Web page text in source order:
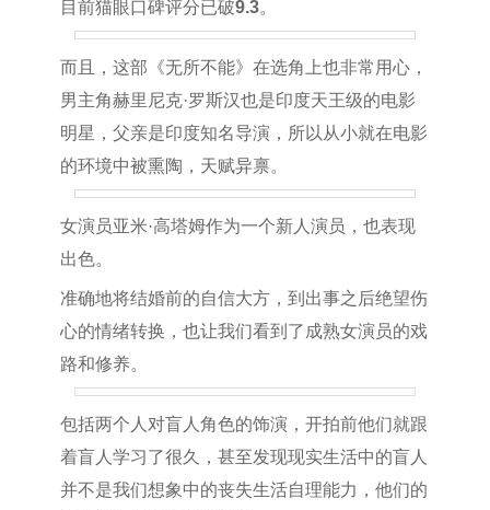
目前猫眼口碑评分已破9.3。
而且，这部《无所不能》在选角上也非常用心，
男主角赫里尼克·罗斯汉也是印度天王级的电影
明星，父亲是印度知名导演，所以从小就在电影
的环境中被熏陶，天赋异禀。
女演员亚米·高塔姆作为一个新人演员，也表现
出色。
准确地将结婚前的自信大方，到出事之后绝望伤
心的情绪转换，也让我们看到了成熟女演员的戏
路和修养。
包括两个人对盲人角色的饰演，开拍前他们就跟
着盲人学习了很久，甚至发现现实生活中的盲人
并不是我们想象中的丧失生活自理能力，他们的